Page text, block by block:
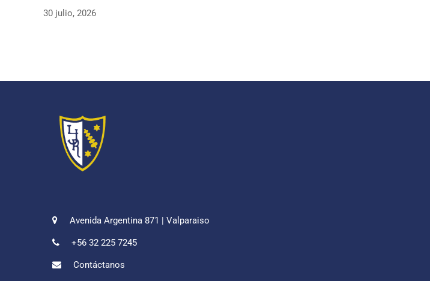
30 julio, 2026
Avenida Argentina 871 | Valparaiso
+56 32 225 7245
Contáctanos